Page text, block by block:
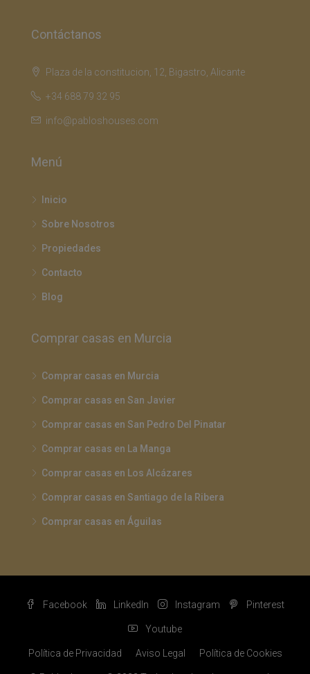
Contáctanos
Plaza de la constitucion, 12, Bigastro, Alicante
+34 688 79 32 95
info@pabloshouses.com
Menú
Inicio
Sobre Nosotros
Propiedades
Contacto
Blog
Comprar casas en Murcia
Comprar casas en Murcia
Comprar casas en San Javier
Comprar casas en San Pedro Del Pinatar
Comprar casas en La Manga
Comprar casas en Los Alcázares
Comprar casas en Santiago de la Ribera
Comprar casas en Águilas
Facebook LinkedIn Instagram Pinterest
Youtube
Política de Privacidad Aviso Legal Política de Cookies